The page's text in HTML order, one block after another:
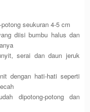
seukuran 4-5 cm
diisi bumbu halus dan
serai dan daun jeruk
dengan hati-hati seperti
dipotong-potong dan